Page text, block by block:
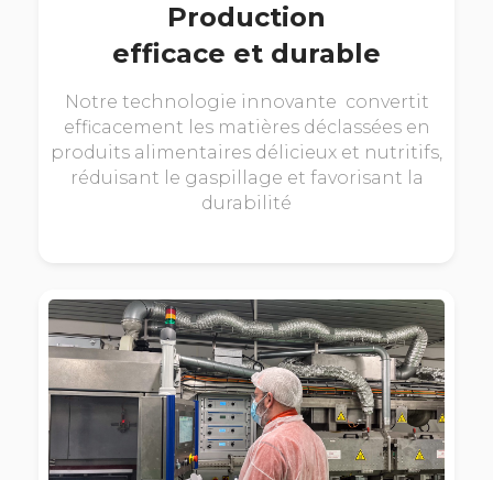
Production
efficace et durable
Notre technologie innovante convertit
efficacement les matières déclassées en
produits alimentaires délicieux et nutritifs,
réduisant le gaspillage et favorisant la
durabilité